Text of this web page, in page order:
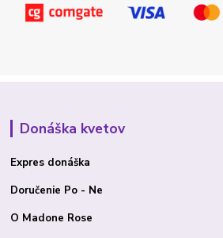
Donáška kvetov
Expres donáška
Doručenie Po - Ne
O Madone Rose